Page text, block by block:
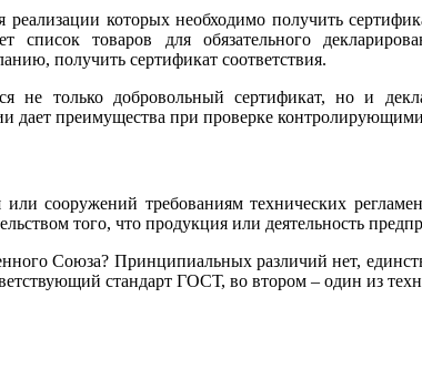
которых необходимо получить
список товаров для обязательного
получить сертификат соответствия.
не только добровольный сертификат, но и
дает преимущества при проверке
или сооружений требованиям технических
того, что продукция или деятельность
Союза? Принципиальных различий нет,
стандарт ГОСТ, во втором – один из